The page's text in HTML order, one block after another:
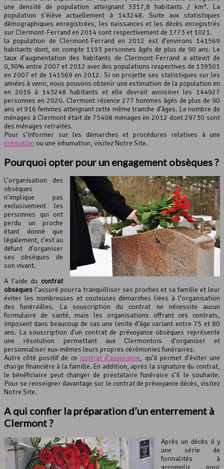
Leaflet, © OpenStreetMap contributeurs
une densité de population atteignant 3317,8 habitants / km². La
population s’élève actuellement à 143248. Suite aux statistiques
démographiques enregistrées, les naissances et les décès enregistrés
sur Clermont-Ferrand en 2014 sont respectivement de 1773 et 1021.
la population de Clermont-Ferrand en 2012 est d’environs 141569
habitants dont, on compte 1193 personnes âgés de plus de 90 ans. Le
taux d’augmentation des habitants de Clermont-Ferrand a atteint de
0,30% entre 2007 et 2012 avec des populations respectives de 139501
en 2007 et de 141569 en 2012. Si on projette ses statistiques sur les
années à venir, nous pouvons obtenir une estimation de la population en
en 2016 à 143248 habitants et elle devrait avoisiner les 144927
personnes en 2020. Clermont récence 277 hommes âgés de plus de 90
ans et 916 femmes atteignant cette même tranche d’âges. Le nombre de
ménages à Clermont était de 75408 ménages en 2012 dont 29730 sont
des ménages retraités.
Pour s’informer sur les démarches et procédures relatives à une
crémation ou une inhumation, visitez Notre Site.
Pourquoi opter pour un engagement obsèques ?
L’organisation des
obsèques
n’implique pas
exclusivement les
personnes qui ont
perdu un proche
étant donné que
légalement, c’est au
défunt d’organiser
ses obsèques de
son vivant.
A l’aide du contrat
obsèques l’assuré pourra tranquilliser ses proches et sa famille et leur
éviter les nombreuses et couteuses démarches liées à l’organisation
des funérailles. La souscription du contrat ne nécessite aucun
formulaire de santé, mais les organisations offrant ces contrats,
imposent dans beaucoup de cas une limite d’âge variant entre 75 et 80
ans. La souscription d’un contrat de prévoyance obsèques représente
une résolution permettant aux Clermontois d’organiser et
personnaliser eux-mêmes leurs propres cérémonies funéraires.
Autre côté positif de ce contrat d’assurance, qu’il permet d’éviter une
charge financière à la famille. En addition, après la signature du contrat,
le bénéficiaire peut changer de prestataire funéraire s’il le souhaite.
Pour se renseigner davantage sur le contrat de prévoyance décès, visitez
Notre Site.
A qui confier la préparation d’un enterrement à
Clermont ?
Après un décès il y
une série de
formalités à
accomplir pour